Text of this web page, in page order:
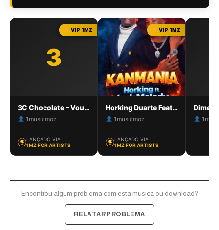
3
VIP 1MZ
3C Chocolate – Vou dar Amor
1musicmoz
LANÇADO VIA
1MZ FOR ARTISTS
VIP 1MZ
Horking Duarte Feat. Juck Melody – Kanmania
1musicmoz
LANÇADO VIA
1MZ FOR ARTISTS
Encontrou algum problema com esta musica ou download?
RELATAR PROBLEMA